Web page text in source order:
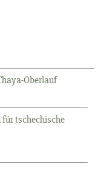
Oberlauf
tschechische